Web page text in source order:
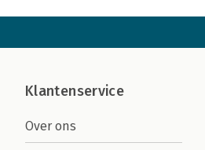
Klantenservice
Over ons